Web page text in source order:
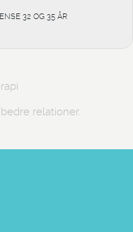
32 OG 35 ÅR
relationer.